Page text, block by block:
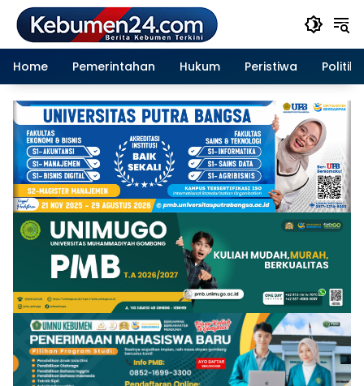
Langsung
konten
Home
Pemerintahan Hukum Peristiwa Politik